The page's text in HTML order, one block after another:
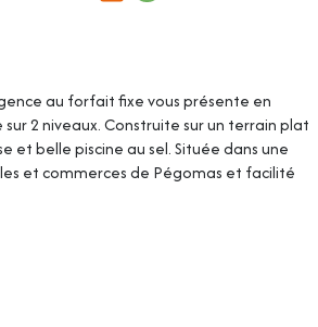
au forfait fixe vous présente en
2 niveaux. Construite sur un terrain plat
belle piscine au sel. Située dans une
et commerces de Pégomas et facilité